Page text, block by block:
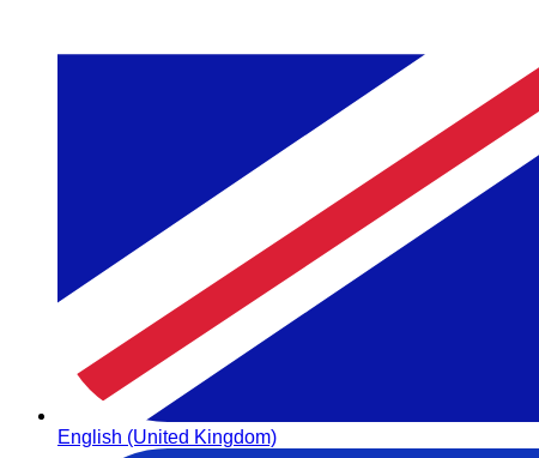
English (United Kingdom)